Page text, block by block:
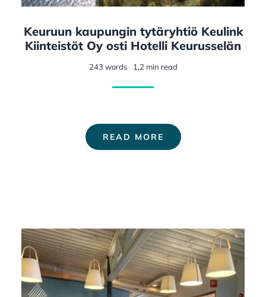
Keuruun kaupungin tytäryhtiö Keulink
Kiinteistöt Oy osti Hotelli Keurusselän
243 words 1,2 min read
READ MORE